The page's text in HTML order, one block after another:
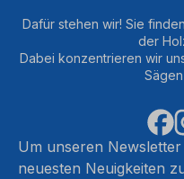
Dafür stehen wir! Sie
der
Dabei konzentrieren wir
Um unseren
neuesten Neuigkeiten